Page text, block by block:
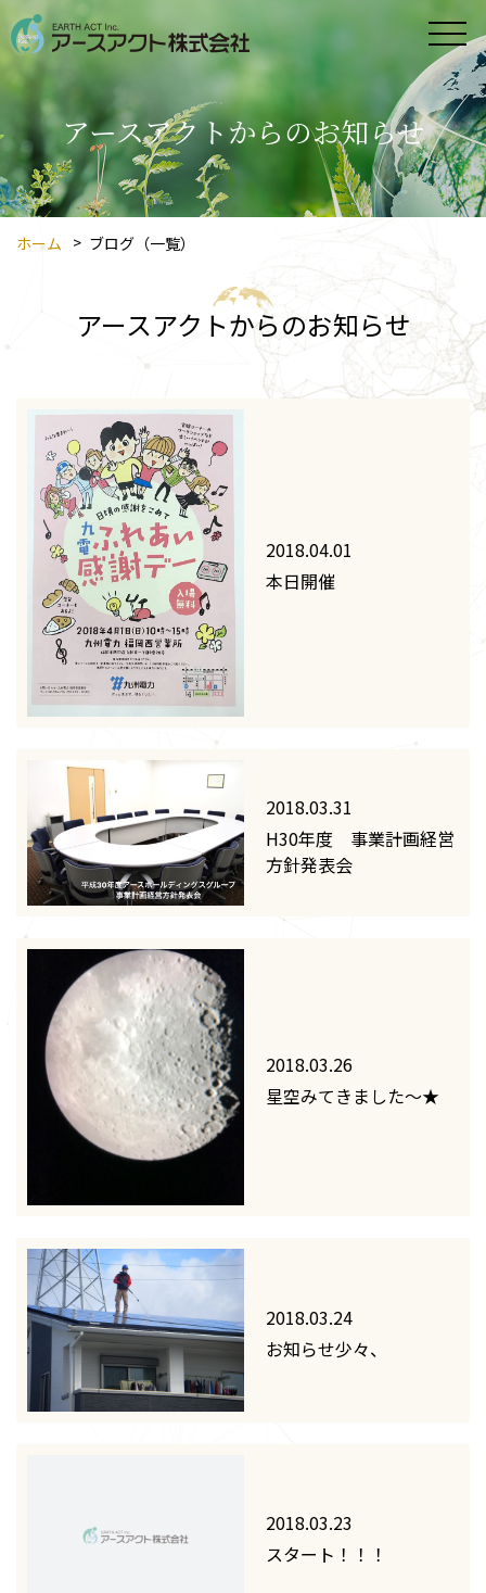
アースアクトからのお知らせ
ホーム ブログ（一覧）
アースアクトからのお知らせ
2018.04.01
本日開催
2018.03.31
H30年度 事業計画経営
方針発表会
2018.03.26
星空みてきました～★
2018.03.24
お知らせ少々、
2018.03.23
スタート！！！